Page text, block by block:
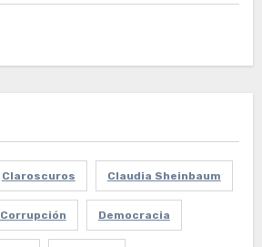
Claroscuros Claudia Sheinbaum
Corrupción Democracia